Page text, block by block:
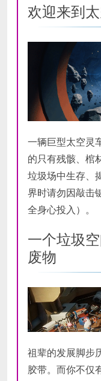
存储空
间
存储空
间
欢迎来到太
一辆巨型太空灵
的只有残骸、棺
垃圾场中生存、
界时请勿因敲击
全身心投入）。
一个垃圾
废物
祖辈的发展脚步
胶带。而你不仅